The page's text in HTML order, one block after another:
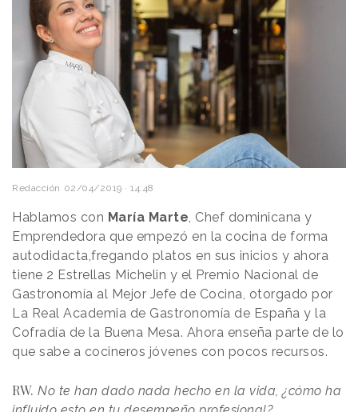
Redacción 02/04/2019 · 14:48
Hablamos con María Marte, Chef dominicana y
Emprendedora que empezó en la cocina de forma
autodidacta,fregando platos en sus inicios y ahora
tiene 2 Estrellas Michelin y el Premio Nacional de
Gastronomía al Mejor Jefe de Cocina, otorgado por
La Real Academia de Gastronomía de España y la
Cofradía de la Buena Mesa. Ahora enseña parte de lo
que sabe a cocineros jóvenes con pocos recursos.
RW. No te han dado nada hecho en la vida, ¿cómo ha